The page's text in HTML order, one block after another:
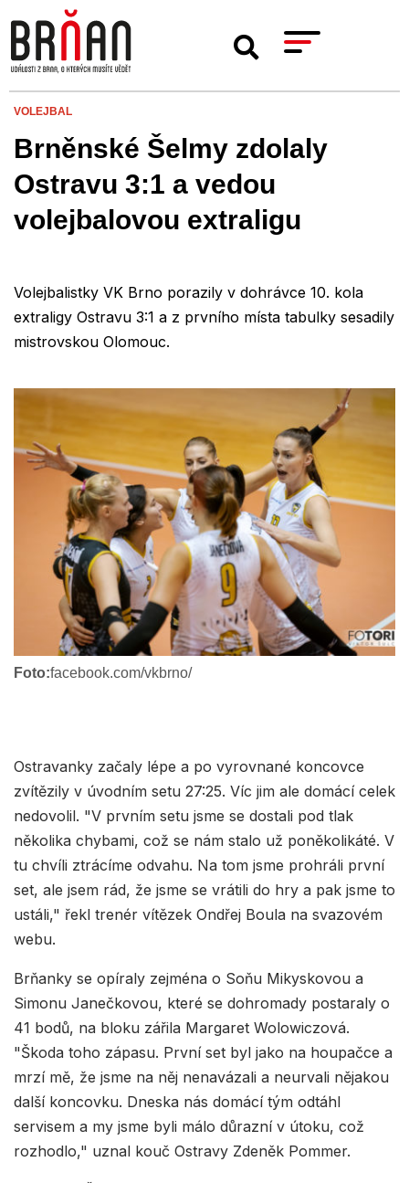
VOLEJBAL
Brněnské Šelmy zdolaly
Ostravu 3:1 a vedou
volejbalovou extraligu
Volejbalistky VK Brno porazily v dohrávce 10. kola
extraligy Ostravu 3:1 a z prvního místa tabulky sesadily
mistrovskou Olomouc.
Foto:facebook.com/vkbrno/
Ostravanky začaly lépe a po vyrovnané koncovce
zvítězily v úvodním setu 27:25. Víc jim ale domácí celek
nedovolil. "V prvním setu jsme se dostali pod tlak
několika chybami, což se nám stalo už poněkolikáté. V
tu chvíli ztrácíme odvahu. Na tom jsme prohráli první
set, ale jsem rád, že jsme se vrátili do hry a pak jsme to
ustáli," řekl trenér vítězek Ondřej Boula na svazovém
webu.
Brňanky se opíraly zejména o Soňu Mikyskovou a
Simonu Janečkovou, které se dohromady postaraly o
41 bodů, na bloku zářila Margaret Wolowiczová.
"Škoda toho zápasu. První set byl jako na houpačce a
mrzí mě, že jsme na něj nenavázali a neurvali nějakou
další koncovku. Dneska nás domácí tým odtáhl
servisem a my jsme byli málo důrazní v útoku, což
rozhodlo," uznal kouč Ostravy Zdeněk Pommer.